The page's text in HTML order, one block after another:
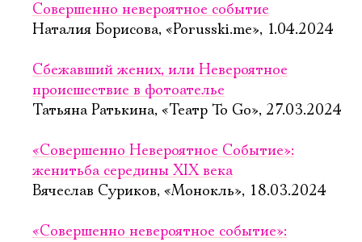
Совершенно невероятное событие
Наталия Борисова, «Porusski.me», 1.04.2024
Сбежавший жених, или Невероятное
происшествие в фотоателье
Татьяна Ратькина, «Театр To Go», 27.03.2024
«Совершенно Невероятное Событие»:
женитьба середины XIX века
Вячеслав Суриков, «Монокль», 18.03.2024
«Совершенно невероятное событие»: